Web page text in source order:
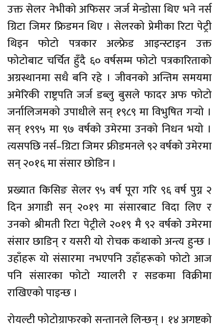
उक्त सेलर नेभीको अफिसर जर्ज मेन्डोसा थिए भने नर्स
ग्रिटा जिमर फ्रिडमन थिए । सेलरको प्रेमीका रिटा पेट्री
थिइन फोटो पत्रकार अल्फ्रेड आइन्स्टाइन उक्त
फोटोबाट चर्चित हुँदै ६० वर्षसम्म फोटो पत्रकारिताको
अग्रस्थानमा सधै बनि रहे । जीवनको अन्तिम समयमा
अमेरिकी राष्ट्रपति जर्ज डब्लु बुसले फादर अफ फोटो
जर्नालिजमको उपाधीले सन् १९८९ मा विभुषित गर्‍यो ।
सन् १९९५ मा ९७ वर्षको उमेरमा उनको निधन भयो ।
त्यसपछि नर्स–ग्रिटा जिमर फ्रीडमनले ९२ वर्षको उमेरमा
सन् २०१६ मा संसार छोडिन ।
प्रख्यात किसिङ सेलर ९५ वर्ष पूरा गरि ९६ वर्ष पुग्न २
दिन अगाडी सन् २०१९ मा संसारबाट विदा लिए र
उनको श्रीमती रिटा पेट्रीले २०१९ मै ९२ वर्षको उमेरमा
संसार छाडिन् र यसरी यो रोचक कथाको अन्त्य हुन्छ ।
उहाँहरू यो संसारमा नभएपनि उहाँहरूको फोटो आज
पनि संसारका फोटो ग्यालरी र सडकमा विक्रीमा
राखिएको पाइन्छ ।
रोयल्टी फोटोग्राफरको सन्तानले लिन्छन् । १४ अगष्टको